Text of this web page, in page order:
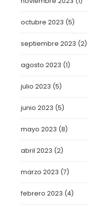
octubre 2023 (5)
septiembre 2023 (2)
agosto 2023 (1)
julio 2023 (5)
junio 2023 (5)
mayo 2023 (8)
abril 2023 (2)
marzo 2023 (7)
febrero 2023 (4)